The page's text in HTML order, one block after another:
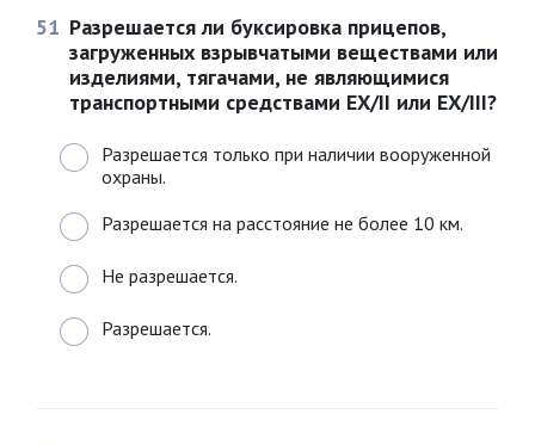
51 Разрешается ли буксировка прицепов,
загруженных взрывчатыми веществами или
изделиями, тягачами, не являющимися
транспортными средствами EX/II или EX/III?
Разрешается только при наличии вооруженной
охраны.
Разрешается на расстояние не более 10 км.
Не разрешается.
Разрешается.